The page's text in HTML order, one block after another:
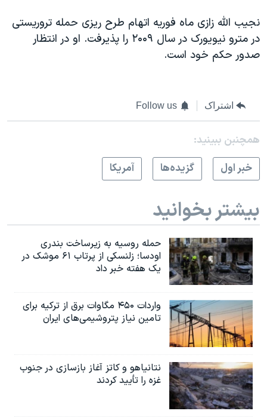
نجیب الله زازی ماه فوریه اتهام طرح ریزی حمله تروریستی
در مترو نیویورک در سال ۲۰۰۹ را پذیرفت. او در انتظار
صدور حکم خود است.
اشتراک Follow us
همچنبن ببینید:
خبر اول
گزيده‌ها آمريکا
بیشتر بخوانید
حمله روسیه به زیرساخت بندری
اودسا؛ زلنسکی از پرتاب ۶۱ موشک در
یک هفته خبر داد
واردات ۴۵۰ مگاوات برق از ترکیه برای
تامین نیاز پتروشیمی‌های ایران
نتانیاهو و کاتز آغاز بازسازی در جنوب
غزه را تأیید کردند